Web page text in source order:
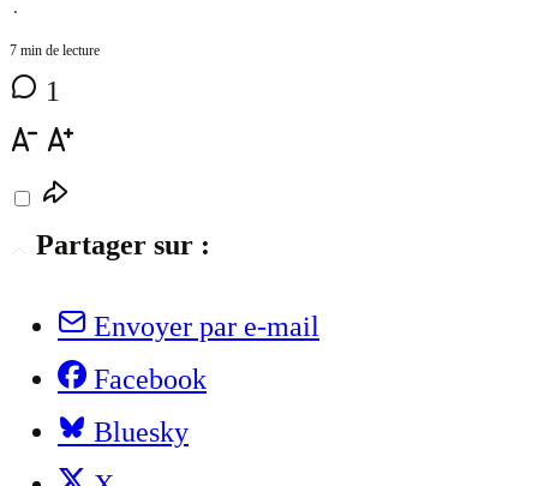
⋅
7 min de lecture
1
Partager sur :
Envoyer par e-mail
Facebook
Bluesky